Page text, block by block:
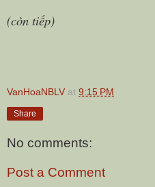
(còn tiếp)
VanHoaNBLV at 9:15 PM
Share
No comments:
Post a Comment